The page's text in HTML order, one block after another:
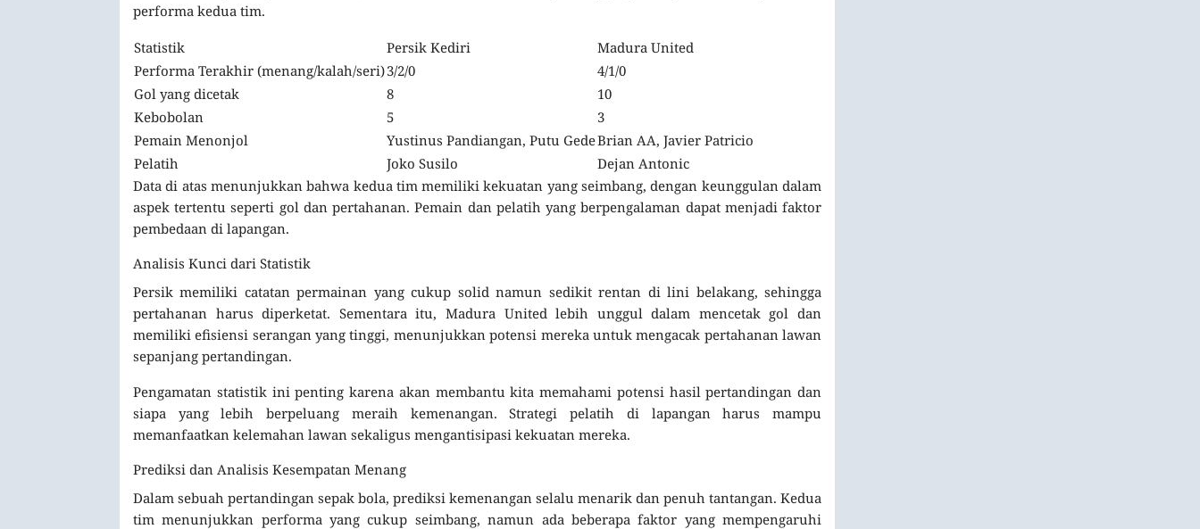
performa kedua tim.
Statistik Persik Kediri
Madura United
Performa Terakhir (menang/kalah/seri)3/2/0
4/1/0
Gol yang dicetak
8
10
Kebobolan
5
3
Pemain Menonjol
Yustinus Pandiangan, Putu GedeBrian AA, Javier Patricio
Pelatih
Joko Susilo
Dejan Antonic
Data di atas menunjukkan bahwa kedua tim memiliki kekuatan yang seimbang, dengan keunggulan dalam
aspek tertentu seperti gol dan pertahanan. Pemain dan pelatih yang berpengalaman dapat menjadi faktor
pembedaan di lapangan.
Analisis Kunci dari Statistik
Persik memiliki catatan permainan yang cukup solid namun sedikit rentan di lini belakang, sehingga
pertahanan harus diperketat. Sementara itu, Madura United lebih unggul dalam mencetak gol dan
memiliki efisiensi serangan yang tinggi, menunjukkan potensi mereka untuk mengacak pertahanan lawan
sepanjang pertandingan.
Pengamatan statistik ini penting karena akan membantu kita memahami potensi hasil pertandingan dan
siapa yang lebih berpeluang meraih kemenangan. Strategi pelatih di lapangan harus mampu
memanfaatkan kelemahan lawan sekaligus mengantisipasi kekuatan mereka.
Prediksi dan Analisis Kesempatan Menang
Dalam sebuah pertandingan sepak bola, prediksi kemenangan selalu menarik dan penuh tantangan. Kedua
tim menunjukkan performa yang cukup seimbang, namun ada beberapa faktor yang mempengaruhi